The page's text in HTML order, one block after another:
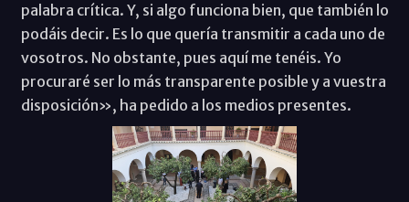
palabra crítica. Y, si algo funciona bien, que también lo
podáis decir. Es lo que quería transmitir a cada uno de
vosotros. No obstante, pues aquí me tenéis. Yo
procuraré ser lo más transparente posible y a vuestra
disposición», ha pedido a los medios presentes.